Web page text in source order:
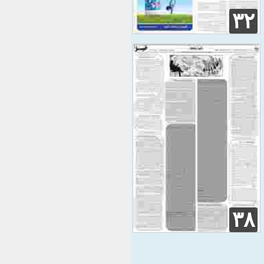
۳۲
۳۸